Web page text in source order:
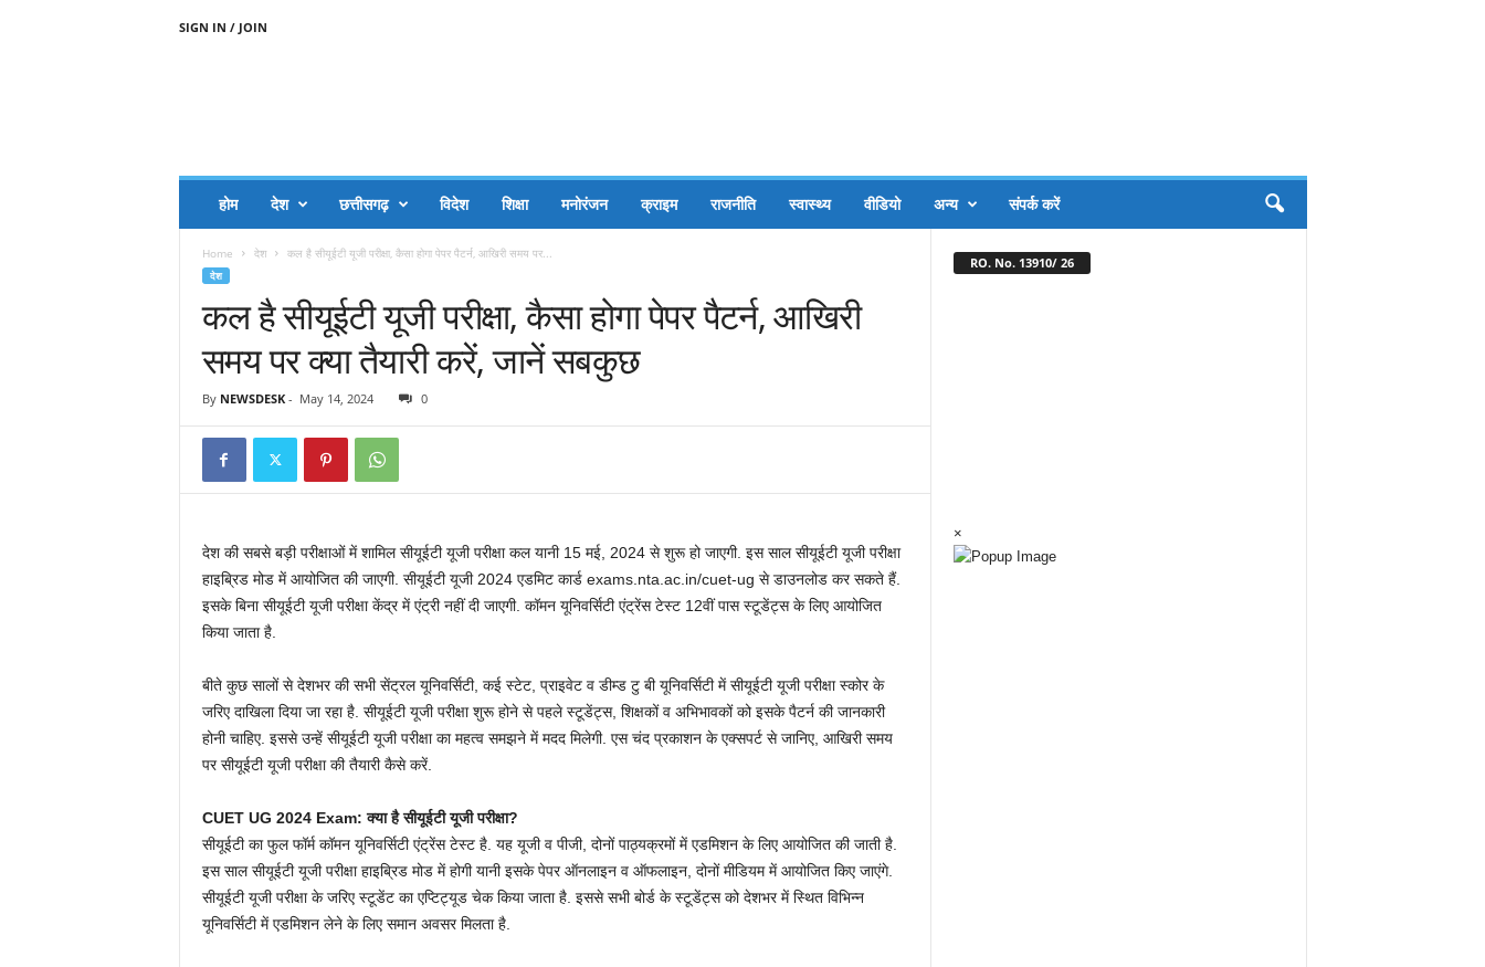
SIGN IN / JOIN
होम देश छत्तीसगढ़ विदेश शिक्षा मनोरंजन क्राइम राजनीति स्वास्थ्य वीडियो अन्य संपर्क करें
Home देश कल है सीयूईटी यूजी परीक्षा, कैसा होगा पेपर पैटर्न, आखिरी समय पर...
देश
कल है सीयूईटी यूजी परीक्षा, कैसा होगा पेपर पैटर्न, आखिरी
समय पर क्या तैयारी करें, जानें सबकुछ
By NEWSDESK- May 14, 2024 0
देश की सबसे बड़ी परीक्षाओं में शामिल सीयूईटी यूजी परीक्षा कल यानी 15 मई, 2024 से शुरू हो जाएगी. इस साल सीयूईटी यूजी परीक्षा
हाइब्रिड मोड में आयोजित की जाएगी. सीयूईटी यूजी 2024 एडमिट कार्ड exams.nta.ac.in/cuet-ug से डाउनलोड कर सकते हैं.
इसके बिना सीयूईटी यूजी परीक्षा केंद्र में एंट्री नहीं दी जाएगी. कॉमन यूनिवर्सिटी एंट्रेंस टेस्ट 12वीं पास स्टूडेंट्स के लिए आयोजित
किया जाता है.
बीते कुछ सालों से देशभर की सभी सेंट्रल यूनिवर्सिटी, कई स्टेट, प्राइवेट व डीम्ड टु बी यूनिवर्सिटी में सीयूईटी यूजी परीक्षा स्कोर के
जरिए दाखिला दिया जा रहा है. सीयूईटी यूजी परीक्षा शुरू होने से पहले स्टूडेंट्स, शिक्षकों व अभिभावकों को इसके पैटर्न की जानकारी
होनी चाहिए. इससे उन्हें सीयूईटी यूजी परीक्षा का महत्व समझने में मदद मिलेगी. एस चंद प्रकाशन के एक्सपर्ट से जानिए, आखिरी समय
पर सीयूईटी यूजी परीक्षा की तैयारी कैसे करें.
CUET UG 2024 Exam: क्या है सीयूईटी यूजी परीक्षा?
सीयूईटी का फुल फॉर्म कॉमन यूनिवर्सिटी एंट्रेंस टेस्ट है. यह यूजी व पीजी, दोनों पाठ्यक्रमों में एडमिशन के लिए आयोजित की जाती है.
इस साल सीयूईटी यूजी परीक्षा हाइब्रिड मोड में होगी यानी इसके पेपर ऑनलाइन व ऑफलाइन, दोनों मीडियम में आयोजित किए जाएंगे.
सीयूईटी यूजी परीक्षा के जरिए स्टूडेंट का एप्टिट्यूड चेक किया जाता है. इससे सभी बोर्ड के स्टूडेंट्स को देशभर में स्थित विभिन्न
यूनिवर्सिटी में एडमिशन लेने के लिए समान अवसर मिलता है.
RO. No. 13910/ 26
×